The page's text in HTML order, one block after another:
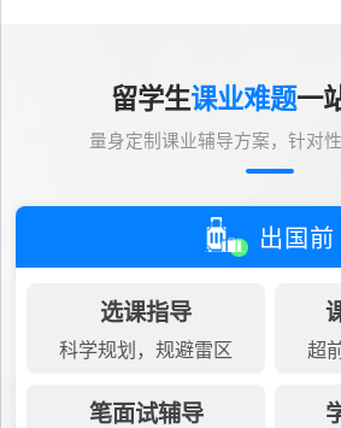
留学生课业难题一
量身定制课业辅导方案，针对
出国前
选课指导
科学规划，规避雷区 超
笔面试辅导